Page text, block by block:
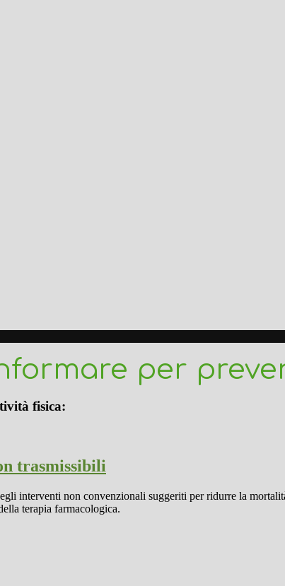
per
fisica:
trasmissibili
interventi non convenzionali suggeriti per ridurre la
terapia farmacologica.